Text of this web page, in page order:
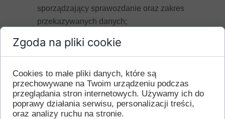
sporządzający sprawozdanie oraz zakres
przekazywanych danych;
odpadach;
odpadach;
zostanie udostępniony, razem z
instrukcją, do 23 lutego.
Zgoda na pliki cookie
Cookies to małe pliki danych, które są
przechowywane na Twoim urządzeniu podczas
przeglądania stron internetowych. Używamy ich do
poprawy działania serwisu, personalizacji treści,
oraz analizy ruchu na stronie.